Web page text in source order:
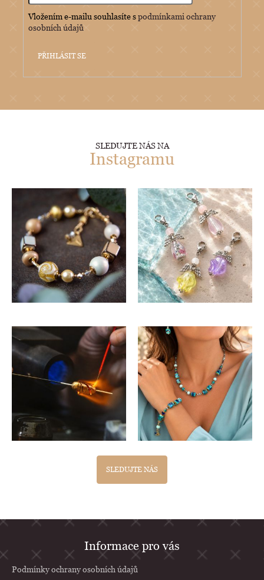
Vložením e-mailu souhlasíte spodmínkami ochrany
osobních údajů
PŘIHLÁSIT SE
SLEDUJTE NÁS NA
Instagramu
SLEDUJTE NÁS
á
Informace pro vás
Podmínky ochrany osobních údajů